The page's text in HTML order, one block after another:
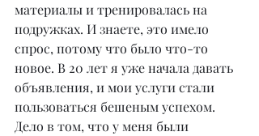
материалы и тренировалась на
подружках. И знаете, это имело
спрос, потому что было что-то
новое. В 20 лет я уже начала давать
объявления, и мои услуги стали
пользоваться бешеным успехом.
Дело в том, что у меня были